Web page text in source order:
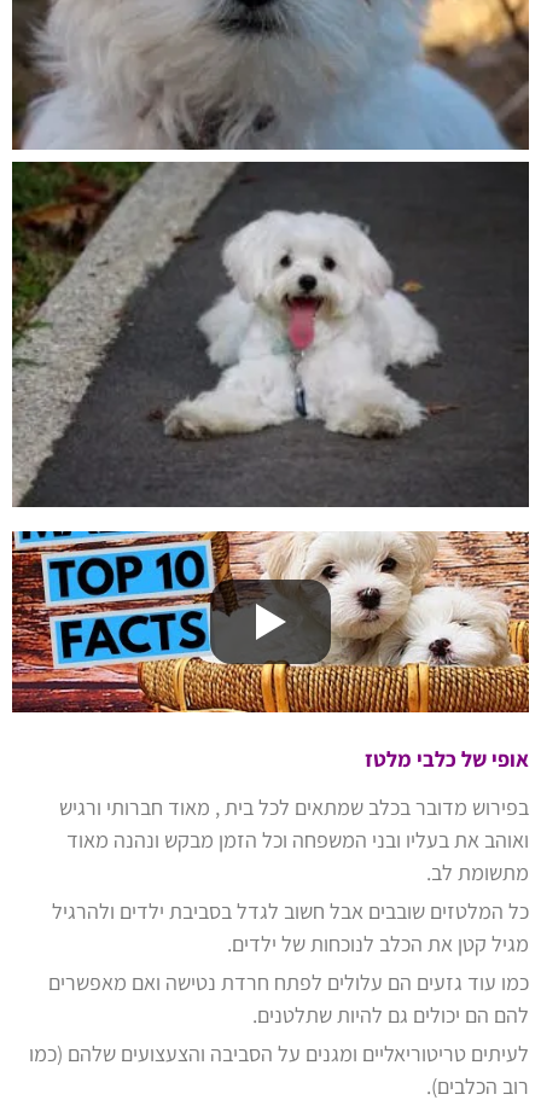
אופי של כלבי מלטז
בפירוש מדובר בכלב שמתאים לכל בית , מאוד חברותי ורגיש
ואוהב את בעליו ובני המשפחה וכל הזמן מבקש ונהנה מאוד
מתשומת לב.
כל המלטזים שובבים אבל חשוב לגדל בסביבת ילדים ולהרגיל
מגיל קטן את הכלב לנוכחות של ילדים.
כמו עוד גזעים הם עלולים לפתח חרדת נטישה ואם מאפשרים
להם הם יכולים גם להיות שתלטנים.
לעיתים טריטוריאליים ומגנים על הסביבה והצעצועים שלהם (כמו
רוב הכלבים).